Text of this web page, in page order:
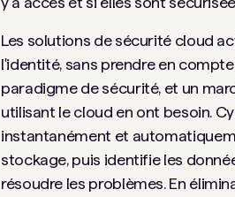
Les solutions de sécurité cloud
l'identité, sans prendre en
paradigme de sécurité, et un
utilisant le cloud en ont besoin.
instantanément et
stockage, puis identifie les
résoudre les problèmes. En